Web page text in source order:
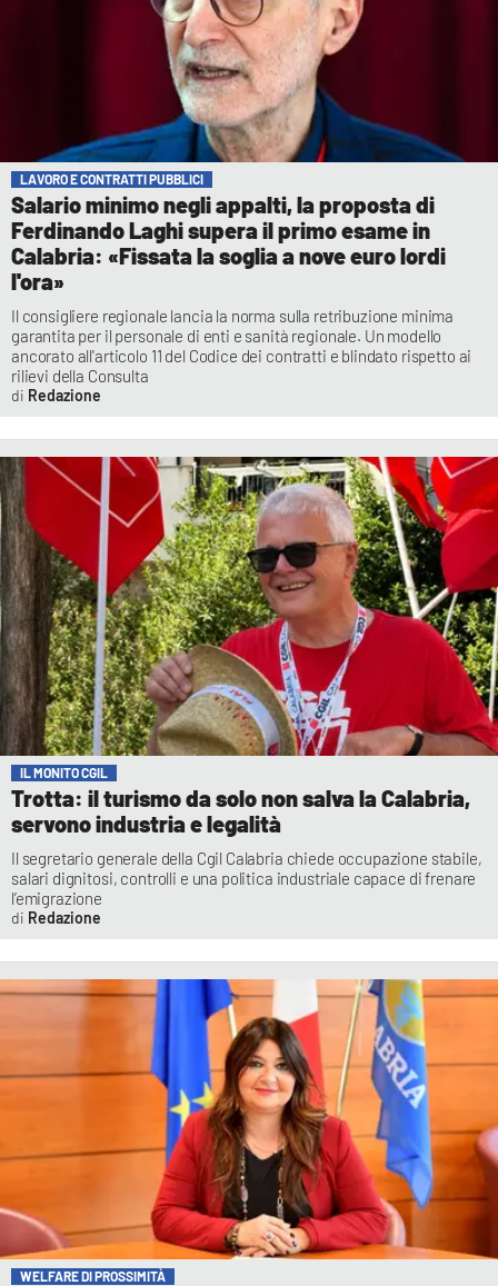
LAVORO E CONTRATTI PUBBLICI
Salario minimo negli appalti, la proposta di
Ferdinando Laghi supera il primo esame in
Calabria: «Fissata la soglia a nove euro lordi
l'ora»
Il consigliere regionale lancia la norma sulla retribuzione minima
garantita per il personale di enti e sanità regionale. Un modello
ancorato all'articolo 11 del Codice dei contratti e blindato rispetto ai
rilievi della Consulta
Redazione
IL MONITO CGIL
Trotta: il turismo da solo non salva la Calabria,
servono industria e legalità
Il segretario generale della Cgil Calabria chiede occupazione stabile,
salari dignitosi, controlli e una politica industriale capace di frenare
l’emigrazione
Redazione
WELFARE DI PROSSIMITÀ